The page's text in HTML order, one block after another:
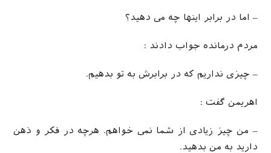
– اما در برابر اینها چه می دهید؟
مردم درمانده جواب دادند :
– چیزی نداریم که در برابرش به تو بدهیم.
اهریمن گفت :
– من چیز زیادی از شما نمی خواهم. هرچه در فکر و ذهن
دارید به من بدهید.